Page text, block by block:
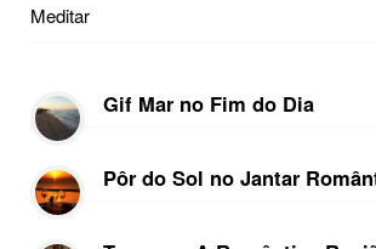
Meditar
Gif Mar no Fim do Dia
Pôr do Sol no Jantar